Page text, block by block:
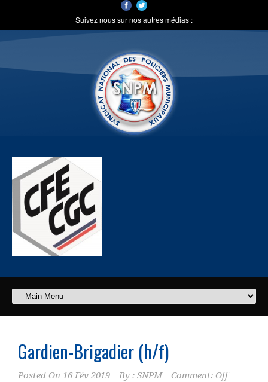
Suivez nous sur nos autres médias :
Gardien-Brigadier (h/f)
Posted On 16 Fév 2019 By : SNPM Comment: Off